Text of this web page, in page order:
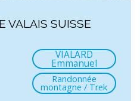
VALAIS SUISSE
VIALARD
Emmanuel
Randonnée
montagne / Trek